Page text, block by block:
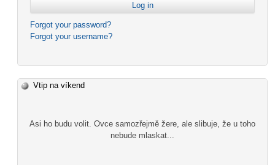
Forgot your password?
Forgot your username?
Vtip na víkend
Asi ho budu volit. Ovce samozřejmě žere, ale slibuje, že u toho
nebude mlaskat...